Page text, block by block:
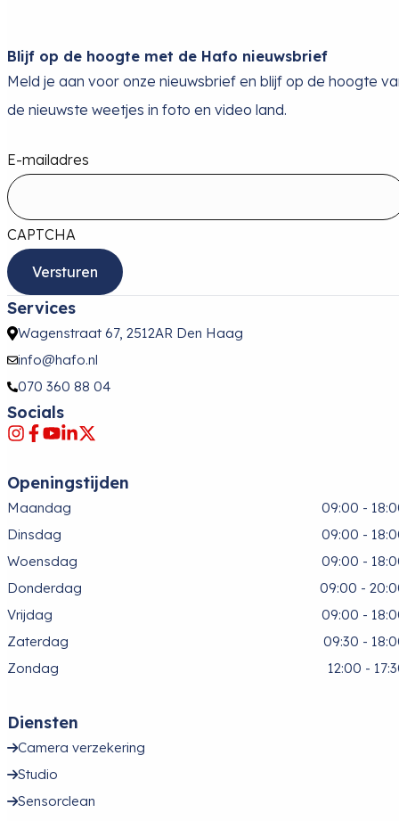
Blijf op de hoogte met de Hafo nieuwsbrief
Meld je aan voor onze nieuwsbrief en blijf op de hoogte
de nieuwste weetjes in foto en video land.
E-mailadres
CAPTCHA
Services
Wagenstraat 67, 2512AR Den Haag
info@hafo.nl
070 360 88 04
Socials
Openingstijden
Maandag
09:00 -
Dinsdag
09:00 -
Woensdag
09:00 -
Donderdag
09:00 -
Vrijdag
09:00 -
Zaterdag
09:30 -
Zondag
12:00 -
Diensten
Camera verzekering
Studio
Sensorclean